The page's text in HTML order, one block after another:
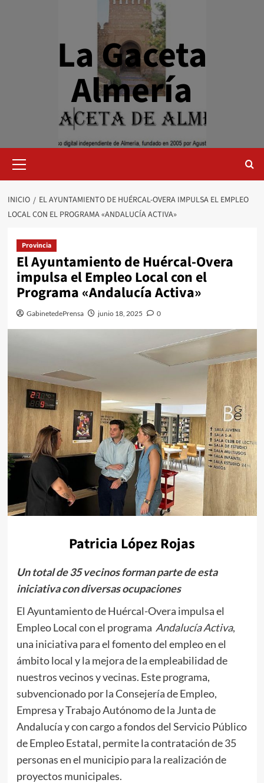
La Gaceta
Almería
primario
INICIO
EL AYUNTAMIENTO DE HUÉRCAL-OVERA IMPULSA EL EMPLEO
LOCAL CON EL PROGRAMA «ANDALUCÍA ACTIVA»
Provincia
El Ayuntamiento de Huércal-Overa
impulsa el Empleo Local con el
Programa «Andalucía Activa»
GabinetedePrensa junio 18, 2025 0
Patricia López Rojas
Un total de 35 vecinos forman parte de esta
iniciativa con diversas ocupaciones
El Ayuntamiento de Huércal-Overa impulsa el
Empleo Local con el programa Andalucía Activa,
una iniciativa para el fomento del empleo en el
ámbito local y la mejora de la empleabilidad de
nuestros vecinos y vecinas. Este programa,
subvencionado por la Consejería de Empleo,
Empresa y Trabajo Autónomo de la Junta de
Andalucía y con cargo a fondos del Servicio Público
de Empleo Estatal, permite la contratación de 35
personas en el municipio para la realización de
proyectos municipales.